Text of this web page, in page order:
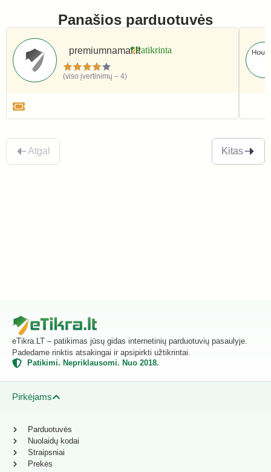
Panašios parduotuvės
premiumnamai.lt
(viso įvertinimų – 4)
Atgal Kitas
eTikra.LT – patikimas jūsų gidas internetinių parduotuvių pasaulyje.
Padedame rinktis atsakingai ir apsipirkti užtikrintai.
Patikimi. Nepriklausomi. Nuo 2018.
Pirkėjams
Parduotuvės
Nuolaidų kodai
Straipsniai
Prekės